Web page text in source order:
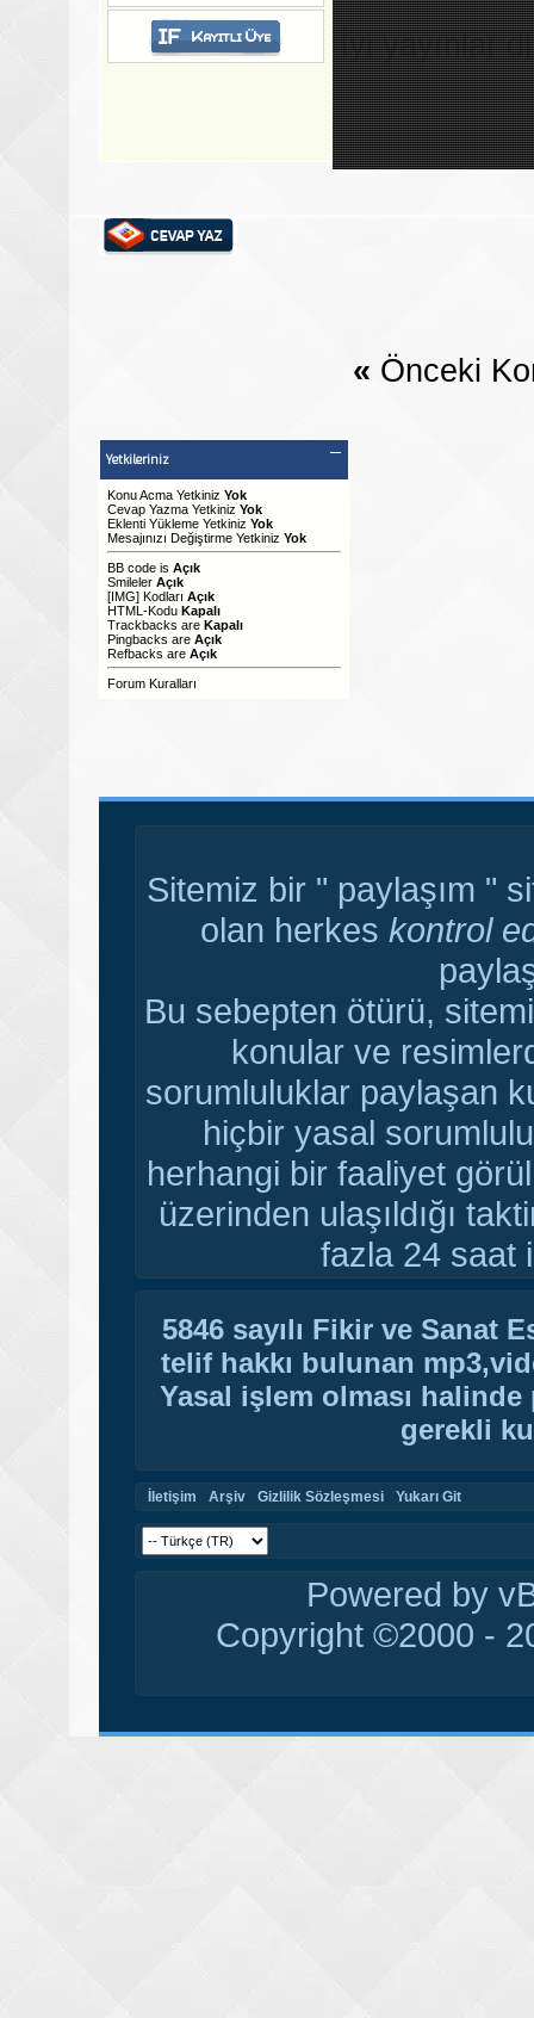
İyi yayınlar
« Önceki
Yetkileriniz
Konu Acma Yetkiniz Yok
Cevap Yazma Yetkiniz Yok
Eklenti Yükleme Yetkiniz Yok
Mesajınızı Değiştirme Yetkiniz Yok
BB code is Açık
Smileler Açık
[IMG] Kodları Açık
HTML-Kodu Kapalı
Trackbacks are Kapalı
Pingbacks are Açık
Refbacks are Açık
Forum Kuralları
Sitemiz bir " paylaşım "
olan herkes kontrol
Bu sebepten ötürü,
konular ve
sorumluluklar paylaşan
hiçbir yasal
herhangi bir faaliyet
üzerinden ulaşıldığı
fazla 24 saat
5846 sayılı Fikir ve Sanat
telif hakkı bulunan
Yasal işlem olması
gerekli
İletişim Arşiv Gizlilik Sözleşmesi Yukarı Git
Powered by
Copyright ©2000 -